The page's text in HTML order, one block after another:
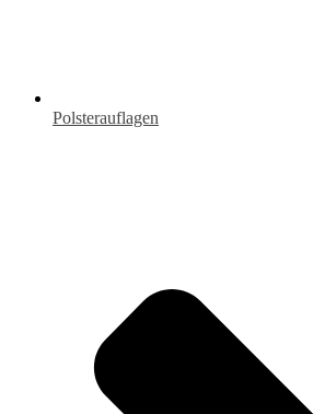
Polsterauflagen